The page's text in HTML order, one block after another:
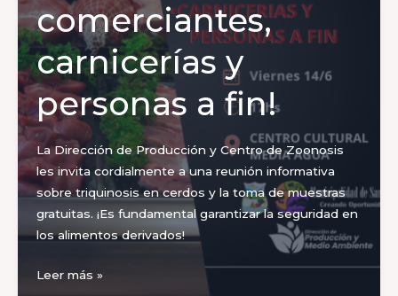
comerciantes,
carnicerías y
personas a fin!
La Dirección de Producción y Centro de Zoonosis
les invita cordialmente a una reunión informativa
sobre triquinosis en cerdos y la toma de muestras
gratuitas. ¡Es fundamental garantizar la seguridad en
los alimentos derivados!
¡Atención
Leer más »